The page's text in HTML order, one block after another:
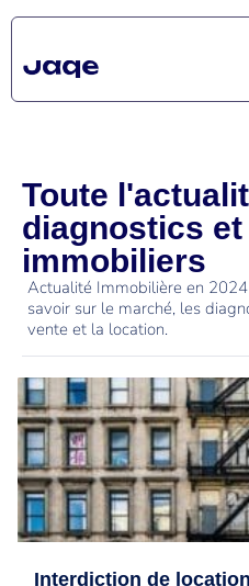
Toute
diagnostics
immobiliers
Actualité Immobilière en
savoir sur le marché, les
vente et la location.
Interdiction de